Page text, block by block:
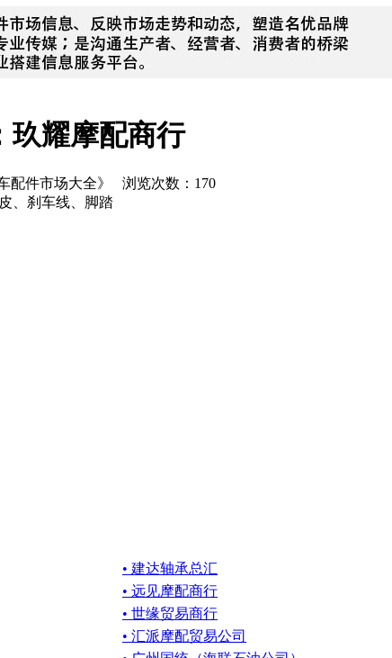
玖耀摩配商行
配件市场大全》 浏览次数： 170
、刹车线、脚踏
• 建达轴承总汇
• 远见摩配商行
• 世缘贸易商行
• 汇派摩配贸易公司